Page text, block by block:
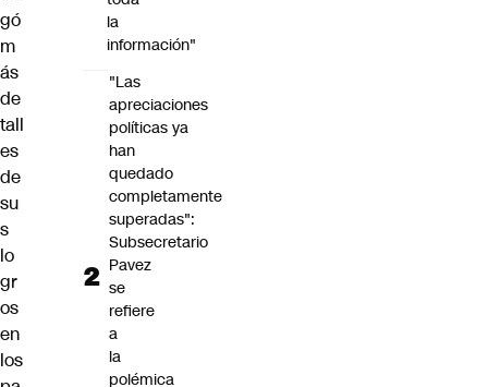
gó
m
ás
de
tall
es
de
su
s
lo
gr
os
en
los
la
información"
"Las
apreciaciones
políticas ya
han
quedado
completamente
superadas":
Subsecretario
Pavez
se
refiere
a
la
polémica